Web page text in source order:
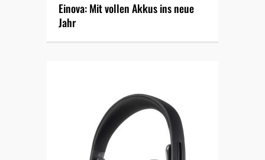
Einova: Mit vollen Akkus ins neue
Jahr